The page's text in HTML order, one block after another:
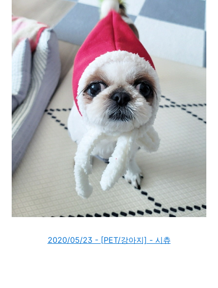
2020/05/23 - [PET/강아지] - 시츄